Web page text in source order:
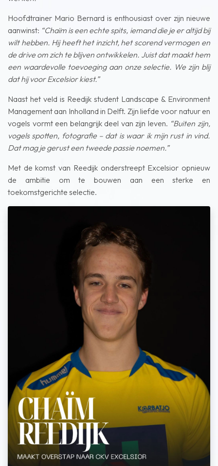
Hoofdtrainer Mario Bernard is enthousiast over zijn nieuwe
aanwinst: “Chaïm is een echte spits, iemand die je er altijd bij
wilt hebben. Hij heeft het inzicht, het scorend vermogen en
de drive om zich te blijven ontwikkelen. Juist dat maakt hem
een waardevolle toevoeging aan onze selectie. We zijn blij
dat hij voor Excelsior kiest.”
Naast het veld is Reedijk student Landscape & Environment
Management aan Inholland in Delft. Zijn liefde voor natuur en
vogels vormt een belangrijk deel van zijn leven. “Buiten zijn,
vogels spotten, fotografie – dat is waar ik mijn rust in vind.
Dat mag je gerust een tweede passie noemen.”
Met de komst van Reedijk onderstreept Excelsior opnieuw
de ambitie om te bouwen aan een sterke en
toekomstgerichte selectie.